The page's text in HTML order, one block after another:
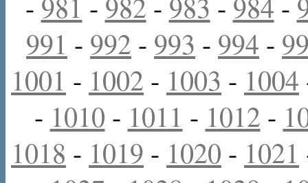
991 - 992 - 993 - 994 -
1001 - 1002 - 1003 - 1004
- 1010 - 1011 - 1012 -
1018 - 1019 - 1020 - 1021